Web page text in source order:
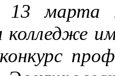
13 марта
колледже